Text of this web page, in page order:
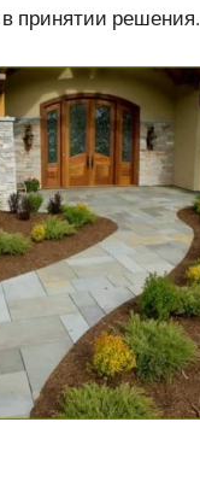
принятии решения.